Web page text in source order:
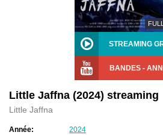
STREAMING
BANDES -
Little Jaffna (2024) streaming
Little Jaffna
Année: 2024